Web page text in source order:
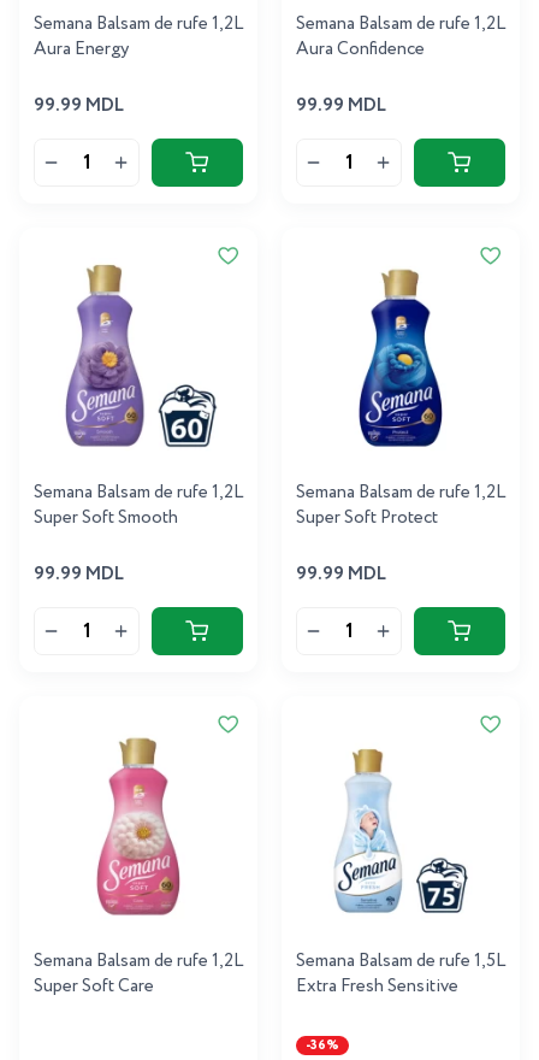
Semana Balsam de rufe 1,2L
Aura Energy
99.99 MDL
Semana Balsam de rufe 1,2L
Aura Confidence
99.99 MDL
Semana Balsam de rufe 1,2L
Super Soft Smooth
99.99 MDL
Semana Balsam de rufe 1,2L
Super Soft Protect
99.99 MDL
Semana Balsam de rufe 1,2L
Super Soft Care
Semana Balsam de rufe 1,5L
Extra Fresh Sensitive
-36%